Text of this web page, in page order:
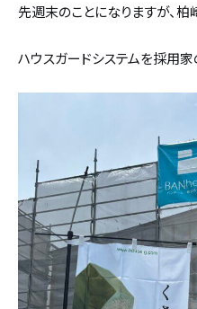
ブログ
採用情報
不動産情報
先週末のことになりますが、柏
ハウスガードシステムを採用